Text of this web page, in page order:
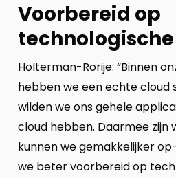
Voorbereid op
Holterman-Rorije: “Binnen
hebben we een echte cloud
wilden we ons gehele
cloud hebben. Daarmee zijn
kunnen we gemakkelijker
we beter voorbereid op